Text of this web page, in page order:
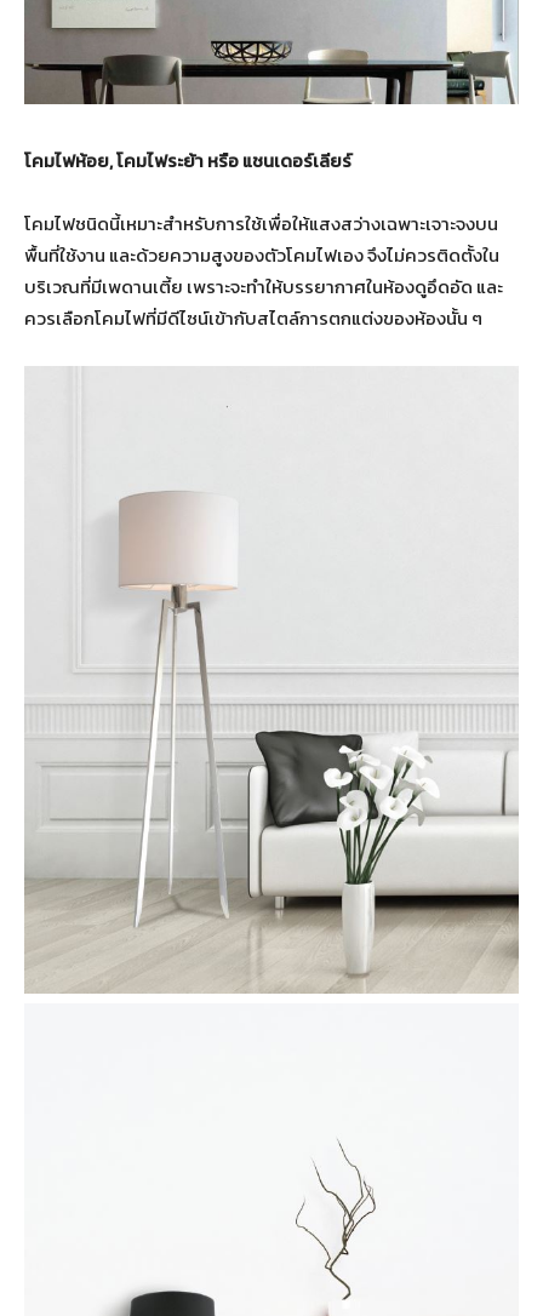
โคมไฟห้อย,โคมไฟระย้า หรือ แชนเดอร์เลียร์
โคมไฟชนิดนี้เหมาะสำหรับการใช้เพื่อให้แสงสว่างเฉพาะเจาะจงบน
พื้นที่ใช้งาน และด้วยความสูงของตัวโคมไฟเอง จึงไม่ควรติดตั้งใน
บริเวณที่มีเพดานเตี้ย เพราะจะทำให้บรรยากาศในห้องดูอึดอัด และ
ควรเลือกโคมไฟที่มีดีไซน์เข้ากับสไตล์การตกแต่งของห้องนั้น ๆ